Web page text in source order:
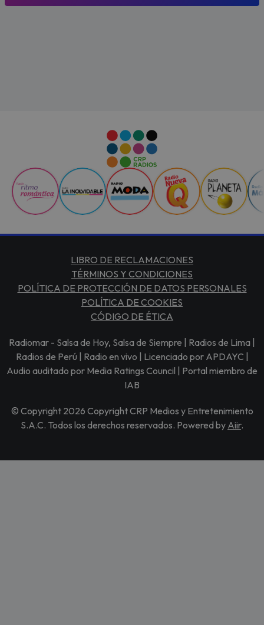
LIBRO DE RECLAMACIONES
TÉRMINOS Y CONDICIONES
POLÍTICA DE PROTECCIÓN DE DATOS PERSONALES
POLÍTICA DE COOKIES
CÓDIGO DE ÉTICA
Radiomar - Salsa de Hoy, Salsa de Siempre | Radios de Lima |
Radios de Perú | Radio en vivo | Licenciado por APDAYC |
Audio auditado por Media Ratings Council | Portal miembro de
IAB
© Copyright 2026 Copyright CRP Medios y Entretenimiento
S.A.C. Todos los derechos reservados. Powered by Aiir.